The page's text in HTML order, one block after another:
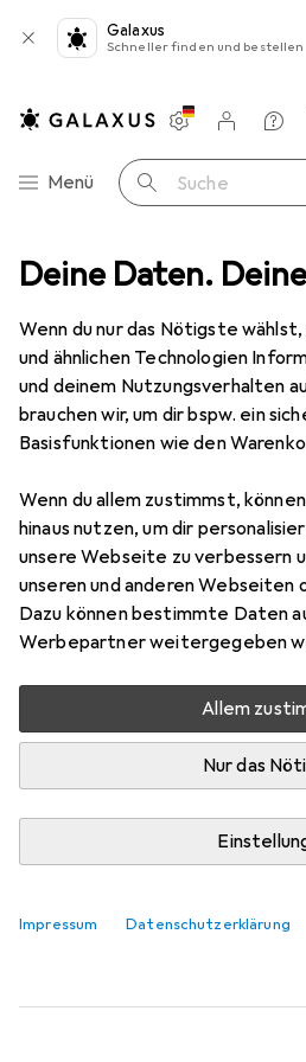
Deine Daten.
Wenn du nur das Nötigste
und ähnlichen Technologien
und deinem Nutzungsverhalten
brauchen wir, um dir bspw. ein
Basisfunktionen wie den
Wenn du allem zustimmst,
hinaus nutzen, um dir
unsere Webseite zu verbessern
unseren und anderen Webseiten
Dazu können bestimmte Daten
Werbepartner weitergegeben
Allem
Nur das
Impressum Datenschutzerklärung
Galaxus
Schneller finden und bestellen
Navigation nach Kategorien
Menü Suche
Einstellungen
Kundenkonto
Vergleichslisten
Merklisten
Warenkorb
Drucken Druckerpatrone
EUR
29,21
EpsonT46S1
PBK
Zubehör für Epson
Hier findest du passendes
T46S1 aus der Kategorie
Relevanz
Produktliste
EUR
29,21
C